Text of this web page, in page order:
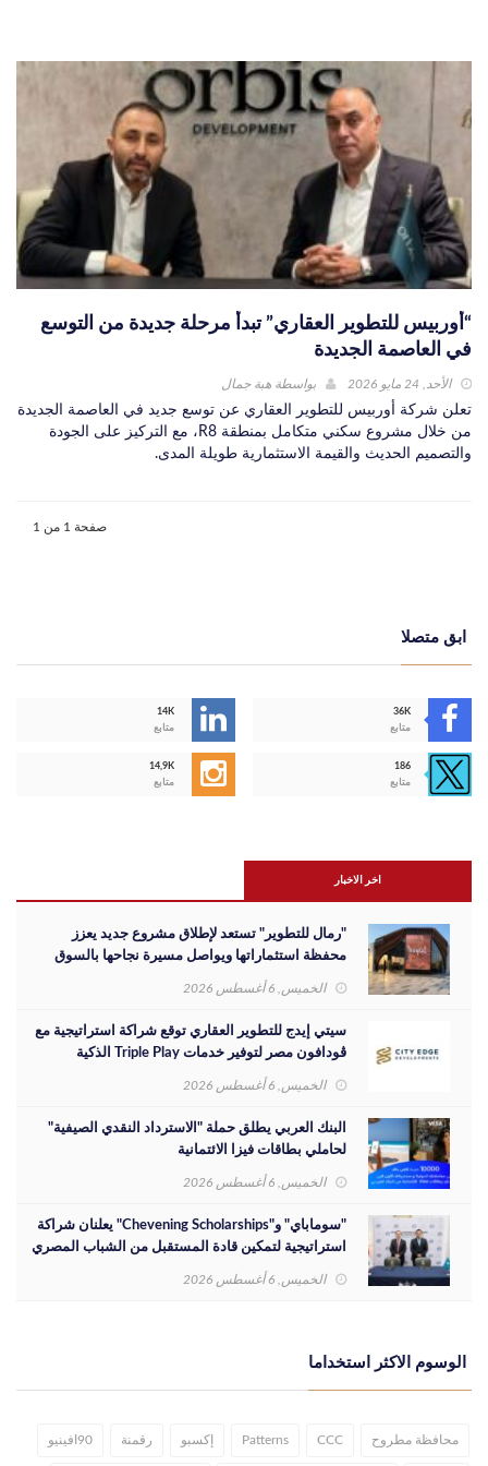
“أوربيس للتطوير العقاري” تبدأ مرحلة جديدة من التوسع
في العاصمة الجديدة
الأحد, 24 مايو 2026 بواسطة هبة جمال
تعلن شركة أوربيس للتطوير العقاري عن توسع جديد في العاصمة الجديدة
من خلال مشروع سكني متكامل بمنطقة R8، مع التركيز على الجودة
والتصميم الحديث والقيمة الاستثمارية طويلة المدى.
صفحة 1 من 1
ابق متصلا
14K
متابع
36K
متابع
14,9K
متابع
186
متابع
اخر الاخبار
"رمال للتطوير" تستعد لإطلاق مشروع جديد يعزز
محفظة استثماراتها ويواصل مسيرة نجاحها بالسوق
الخميس, 6 أغسطس 2026
سيتي إيدج للتطوير العقاري توقع شراكة استراتيجية مع
ڤودافون مصر لتوفير خدمات Triple Play الذكية
بمشروع داون تاون بمدينة العلمين الجديدة
الخميس, 6 أغسطس 2026
البنك العربي يطلق حملة "الاسترداد النقدي الصيفية"
لحاملي بطاقات فيزا الائتمانية
الخميس, 6 أغسطس 2026
"سوماباي" و"Chevening Scholarships" يعلنان شراكة
استراتيجية لتمكين قادة المستقبل من الشباب المصري
الخميس, 6 أغسطس 2026
الوسوم الاكثر استخداما
محافظة مطروح CCC
Patterns إكسبو رقمنة 90افينيو